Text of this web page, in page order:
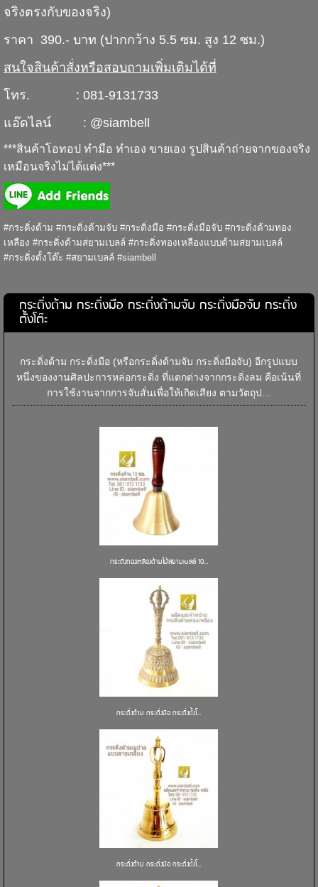
จริงตรงกับของจริง)
ราคา 390.- บาท (ปากกว้าง 5.5 ซม. สูง 12 ซม.)
สนใจสินค้าสั่งหรือสอบถามเพิ่มเติมได้ที่
โทร. : 081-9131733
แอ๊ดไลน์ : @siambell
***สินค้าโอทอป ทำมือ ทำเอง ขายเอง รูปสินค้าถ่ายจากของจริง
เหมือนจริงไม่ได้แต่ง***
#กระดิ่งด้าม #กระดิ่งด้ามจับ #กระดิ่งมือ #กระดิ่งมือจับ #กระดิ่งด้ามทอง
เหลือง #กระดิ่งด้ามสยามเบลล์ #กระดิ่งทองเหลืองแบบด้ามสยามเบลล์
#กระดิ่งตั้งโต๊ะ #สยามเบลล์ #siambell
กระดิ่งด้าม กระดิ่งมือ กระดิ่งด้ามจับ กระดิ่งมือจับ กระดิ่ง
ตั้งโต๊ะ
กระดิ่งด้าม กระดิ่งมือ (หรือกระดิ่งด้ามจับ กระดิ่งมือจับ) อีกรูปแบบ
หนึ่งของงานศิลปะการหล่อกระดิ่ง ที่แตกต่างจากกระดิ่งลม คือเน้นที่
การใช้งานจากการจับสั่นเพื่อให้เกิดเสียง ตามวัตถุป...
กระดิ่งทองเหลืองด้ามไม้สยามเบลล์ 10...
กระดิ่งด้าม กระดิ่งมือ กระดิ่งตั้งโ...
กระดิ่งด้าม กระดิ่งมือ กระดิ่งตั้งโ...